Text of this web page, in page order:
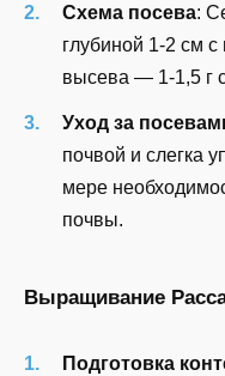
Схема посева:
глубиной 1-2 см
высева — 1-1,5 г
Уход за
почвой и слегка
мере
почвы.
Выращивание
Подготовка